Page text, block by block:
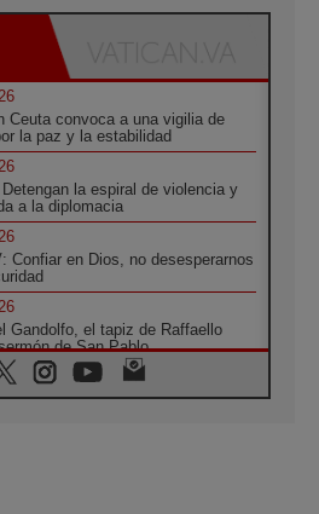
Ceuta convoca a una vigilia de
la paz y la estabilidad
la espiral de violencia y
a la diplomacia
Confiar en Dios, no desesperarnos
Gandolfo, el tapiz de Raffaello
de San Pablo
«la paz no se compra con una